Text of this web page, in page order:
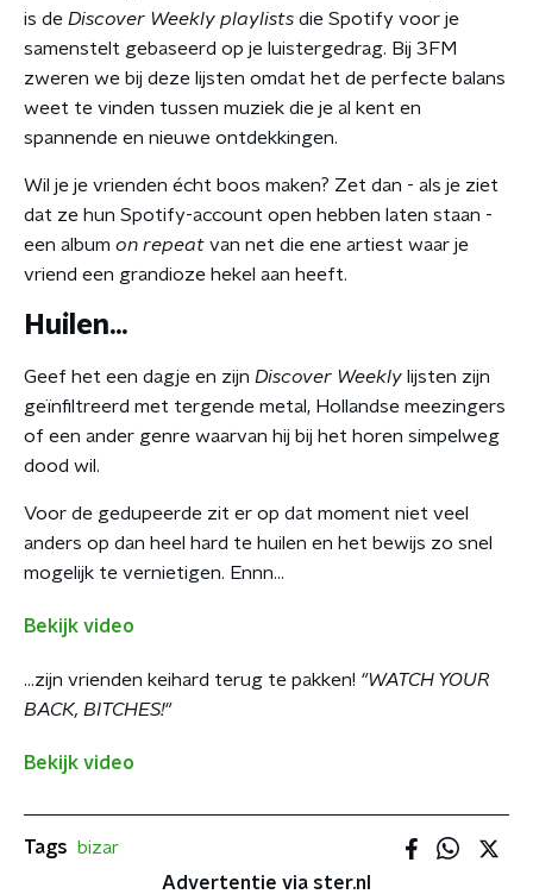
is de Discover Weekly playlists die Spotify voor je
samenstelt gebaseerd op je luistergedrag. Bij 3FM
zweren we bij deze lijsten omdat het de perfecte balans
weet te vinden tussen muziek die je al kent en
spannende en nieuwe ontdekkingen.
Wil je je vrienden écht boos maken? Zet dan - als je ziet
dat ze hun Spotify-account open hebben laten staan -
een album on repeat van net die ene artiest waar je
vriend een grandioze hekel aan heeft.
Huilen...
Geef het een dagje en zijn Discover Weekly lijsten zijn
geïnfiltreerd met tergende metal, Hollandse meezingers
of een ander genre waarvan hij bij het horen simpelweg
dood wil.
Voor de gedupeerde zit er op dat moment niet veel
anders op dan heel hard te huilen en het bewijs zo snel
mogelijk te vernietigen. Ennn...
Bekijk video
...zijn vrienden keihard terug te pakken! "WATCH YOUR
BACK, BITCHES!"
Bekijk video
Tags
bizar
Advertentie via ster.nl